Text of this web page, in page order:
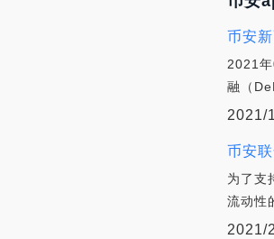
币安
2021
融（
2021/
币安
为了支
流动性
2021/